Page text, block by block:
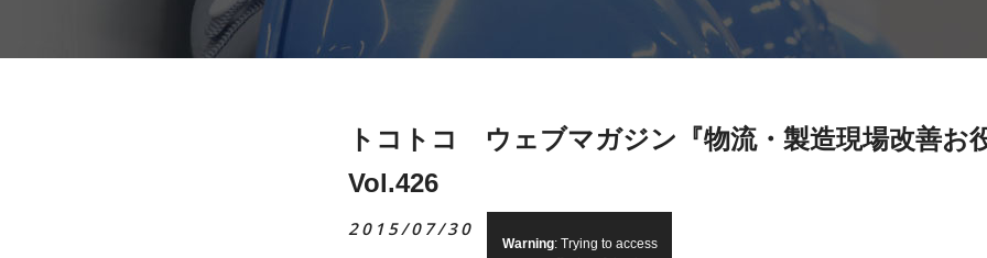
トコトコ ウェブマガジン『物流・製造現場改善お
Vol.426
2015/07/30
Warning: Trying to access